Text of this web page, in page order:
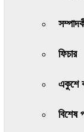
ফিচার
একুশে
বিশেষ